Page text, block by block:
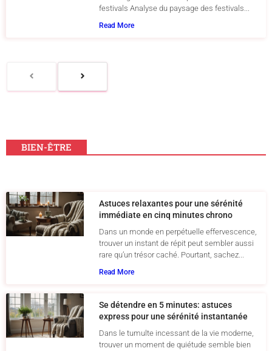
festivals Analyse du paysage des festivals...
Read More
BIEN-ÊTRE
Astuces relaxantes pour une sérénité
immédiate en cinq minutes chrono
Dans un monde en perpétuelle effervescence,
trouver un instant de répit peut sembler aussi
rare qu’un trésor caché. Pourtant, sachez...
Read More
Se détendre en 5 minutes: astuces
express pour une sérénité instantanée
Dans le tumulte incessant de la vie moderne,
trouver un moment de quiétude semble bien